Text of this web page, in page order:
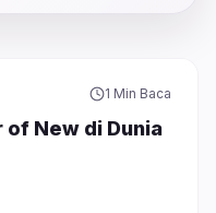
1 Min Baca
of New di Dunia